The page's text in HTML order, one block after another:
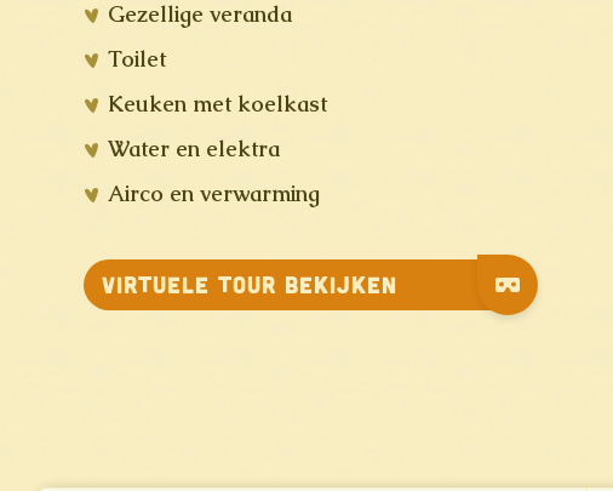
Gezellige veranda
Toilet
Keuken met koelkast
Water en elektra
Airco en verwarming
Virtuele tour bekijken